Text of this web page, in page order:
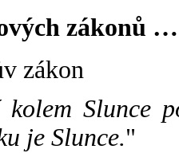
zákonů …
zákon
Slunce
je Slunce."